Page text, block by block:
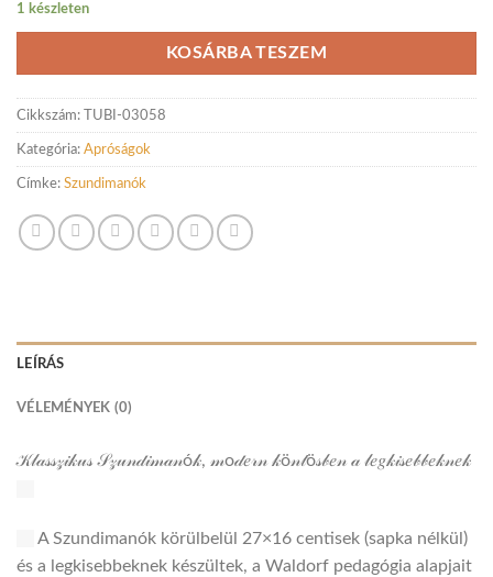
was:
8000 Ft.
is:
6000 Ft.
1 készleten
KOSÁRBA TESZEM
Cikkszám: TUBI-03058
Kategória: Apróságok
Címke: Szundimanók
LEÍRÁS
VÉLEMÉNYEK (0)
𝒦𝓁𝒶𝓈𝓈𝓏𝒾𝓀𝓊𝓈 𝒮𝓏𝓊𝓃𝒹𝒾𝓂𝒶𝓃ó𝓀, 𝓂o𝒹𝑒𝓇𝓃 𝓀ö𝓃𝓉ö𝓈𝒷𝑒𝓃 𝒶 𝓁𝑒𝑔𝓀𝒾𝓈𝑒𝒷𝒷𝑒𝓀𝓃𝑒𝓀
A Szundimanók körülbelül 27×16 centisek (sapka nélkül)
és a legkisebbeknek készültek, a Waldorf pedagógia alapjait